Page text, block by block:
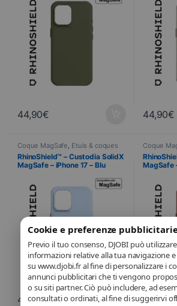
Cookie e preferenze pubblicitarie
Previo il tuo consenso, DJOBI può
informazioni relative alla tua navigazione
su www.djobi.fr al fine di personalizzare i
annunci pubblicitari che ti vengono
o su siti partner. Ciò può includere, ad
consultati o ordinati, al fine di suggerirvi
44,90€ 44,90€
Coque MagSafe, Étuis & coques
smartphones, Cellulare
RhinoShield,Telefonia
RhinoShield™ – Custodia SolidX
MagSafe – iPhone 17 – Blu
44,90€
Coque
MagSafe
44,90€